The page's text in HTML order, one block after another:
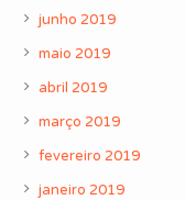
junho 2019
maio 2019
abril 2019
março 2019
fevereiro 2019
janeiro 2019